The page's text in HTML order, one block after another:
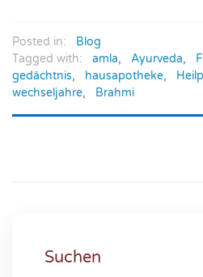
Posted in:
Blog
Tagged with:
amla, Ayurveda,
gedächtnis, hausapotheke,
wechseljahre, Brahmi
Suchen